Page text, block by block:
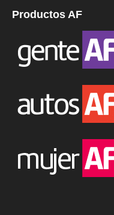
Productos AF